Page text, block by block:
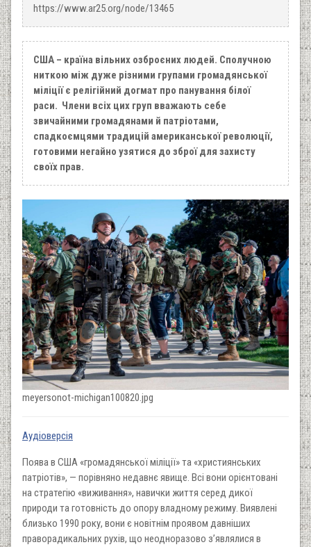
https://www.ar25.org/node/13465
США – країна вільних озброєних людей. Сполучною
ниткою між дуже різними групами громадянської
міліції є релігійний догмат про панування білої
раси. Члени всіх цих груп вважають себе
звичайними громадянами й патріотами,
спадкоємцями традицій американської революції,
готовими негайно узятися до зброї для захисту
своїх прав.
meyersonot-michigan100820.jpg
Аудіоверсія
Поява в США «громадянської міліції» та «християнських
патріотів», — порівняно недавнє явище. Всі вони орієнтовані
на стратегію «виживання», навички життя серед дикої
природи та готовність до опору владному режиму. Виявлені
близько 1990 року, вони є новітнім проявом давніших
праворадикальних рухів, що неодноразово з’являлися в